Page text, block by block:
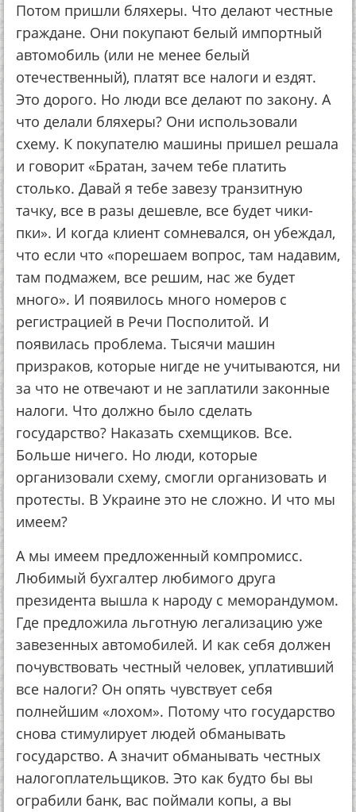
Потом пришли бляхеры. Что делают честные
граждане. Они покупают белый импортный
автомобиль (или не менее белый
отечественный), платят все налоги и ездят.
Это дорого. Но люди все делают по закону. А
что делали бляхеры? Они использовали
схему. К покупателю машины пришел решала
и говорит «Братан, зачем тебе платить
столько. Давай я тебе завезу транзитную
тачку, все в разы дешевле, все будет чики-
пки». И когда клиент сомневался, он убеждал,
что если что «порешаем вопрос, там надавим,
там подмажем, все решим, нас же будет
много». И появилось много номеров с
регистрацией в Речи Посполитой. И
появилась проблема. Тысячи машин
призраков, которые нигде не учитываются, ни
за что не отвечают и не заплатили законные
налоги. Что должно было сделать
государство? Наказать схемщиков. Все.
Больше ничего. Но люди, которые
организовали схему, смогли организовать и
протесты. В Украине это не сложно. И что мы
имеем?
А мы имеем предложенный компромисс.
Любимый бухгалтер любимого друга
президента вышла к народу с меморандумом.
Где предложила льготную легализацию уже
завезенных автомобилей. И как себя должен
почувствовать честный человек, уплативший
все налоги? Он опять чувствует себя
полнейшим «лохом». Потому что государство
снова стимулирует людей обманывать
государство. А значит обманывать честных
налогоплательщиков. Это как будто бы вы
ограбили банк, вас поймали копы, а вы